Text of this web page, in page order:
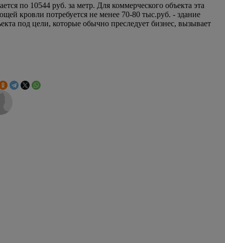
по 10544 руб. за метр. Для коммерческого объекта эта
кровли потребуется не менее 70-80 тыс.руб. - здание
под цели, которые обычно преследует бизнес, вызывает